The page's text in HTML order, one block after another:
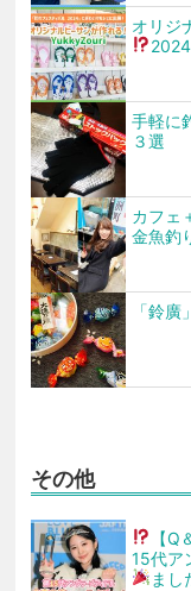
オリジ
手軽に
３選
カフェ
金魚釣
「鈴
その他
【
15代ア
まし